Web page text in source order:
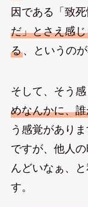
因である「致死
だ」とさえ感
る、というのが
そして、そう
めなんかに、
う感覚があり
ですが、他人
んどいなぁ、
す。